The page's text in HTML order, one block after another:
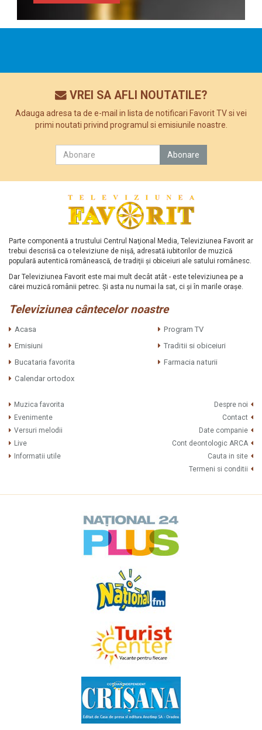
VREI SA AFLI NOUTATILE?
Adauga adresa ta de e-mail in lista de notificari Favorit TV si vei
primi noutati privind programul si emisiunile noastre.
Parte componentă a trustului Centrul Naţional Media, Televiziunea Favorit ar
trebui descrisă ca o televiziune de nişă, adresată iubitorilor de muzică
populară autentică românească, de tradiţii şi obiceiuri ale satului românesc.
Dar Televiziunea Favorit este mai mult decât atât - este televiziunea pe a
cărei muzică românii petrec. Şi asta nu numai la sat, ci şi în marile oraşe.
Televiziunea cântecelor noastre
Acasa
Program TV
Emisiuni
Traditii si obiceiuri
Bucataria favorita
Farmacia naturii
Calendar ortodox
Muzica favorita
Evenimente
Versuri melodii
Live
Informatii utile
Despre noi
Contact
Date companie
Cont deontologic ARCA
Cauta in site
Termeni si conditii